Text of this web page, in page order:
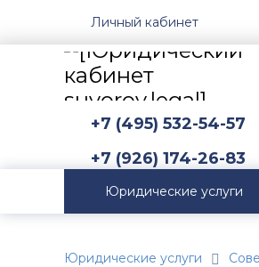
Личный кабинет
+7 (495) 532-54-57
+7 (926) 174-26-83
Юридические услуги
Юридические услуги